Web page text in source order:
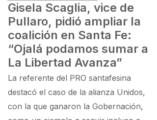
Gisela Scaglia, vice de
Pullaro, pidió ampliar la
coalición en Santa Fe:
“Ojalá podamos sumar a
La Libertad Avanza”
La referente del PRO santafesina
destacó el caso de la alianza Unidos,
con la que ganaron la Gobernación,